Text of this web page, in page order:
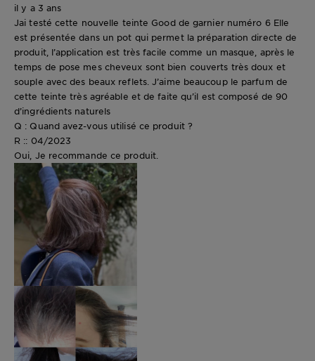
il y a 3 ans
Jai testé cette nouvelle teinte Good de garnier numéro 6 Elle
est présentée dans un pot qui permet la préparation directe de
produit, l’application est très facile comme un masque, après le
temps de pose mes cheveux sont bien couverts très doux et
souple avec des beaux reflets. J’aime beaucoup le parfum de
cette teinte très agréable et de faite qu’il est composé de 90
d’ingrédients naturels
Q : Quand avez-vous utilisé ce produit ?
R :: 04/2023
Oui, Je recommande ce produit.